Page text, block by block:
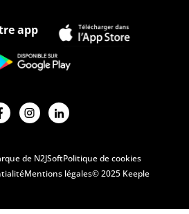
app
de N2JSoftPolitique de cookies
Mentions légales© 2025 Keeple